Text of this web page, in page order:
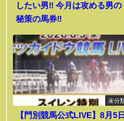
したい男‼️ 今月は攻める男の
秘策の馬券‼️
未分
【門別競馬公式LIVE】8月5日